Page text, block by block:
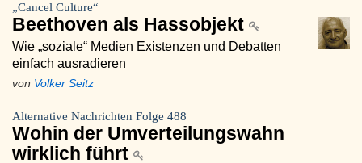
„Cancel Culture“
Beethoven als Hassobjekt
Wie „soziale“ Medien Existenzen und Debatten
einfach ausradieren
von Volker Seitz
Alternative Nachrichten Folge 488
Wohin der Umverteilungswahn
wirklich führt